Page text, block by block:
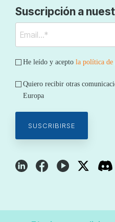
Suscripción a
He leído y acepto la política de
Quiero recibir otras
Europa